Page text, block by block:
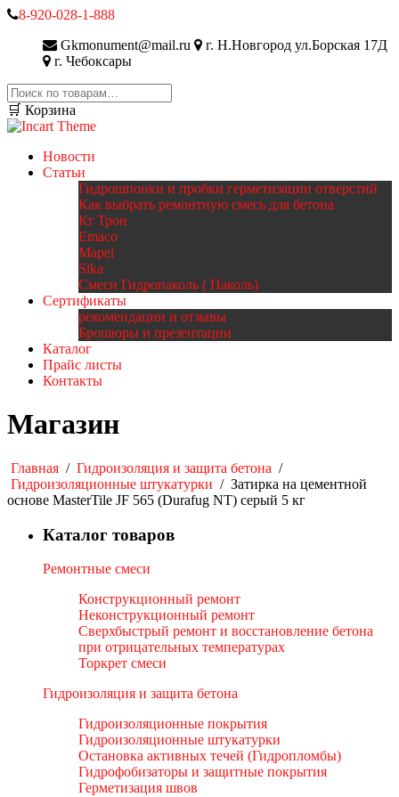
8-920-028-1-888
Gkmonument@mail.ru
г. Н.Новгород ул.Борская 17Д
г. Чебоксары
Искать:
🛒 Корзина
Новости
Статьи
Гидрошпонки и пробки герметизации отверстий
Как выбрать ремонтную смесь для бетона
Кт Трон
Emaco
Mapei
Sika
Смеси Гидропаколь ( Паколь)
Сертификаты
рекомендации и отзывы
Брошюры и презентации
Каталог
Прайс листы
Контакты
Магазин
Главная / Гидроизоляция и защита бетона /
Гидроизоляционные штукатурки / Затирка на цементной
основе MasterTile JF 565 (Durafug NT) серый 5 кг
Каталог товаров
Ремонтные смеси
Конструкционный ремонт
Неконструкционный ремонт
Сверхбыстрый ремонт и восстановление бетона
при отрицательных температурах
Торкрет смеси
Гидроизоляция и защита бетона
Гидроизоляционные покрытия
Гидроизоляционные штукатурки
Остановка активных течей (Гидропломбы)
Гидрофобизаторы и защитные покрытия
Герметизация швов